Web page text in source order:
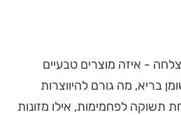
- איזה מוצרים טבעיים
בריא, מה גורם להיווצרות
תשוקה לפחמימות, אילו מזונות